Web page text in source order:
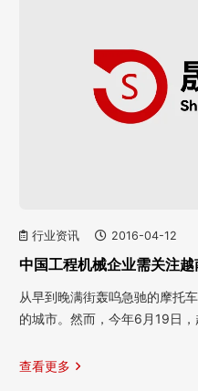
行业资讯 2016-04-12
中国工程机械企业需关注
从早到晚满街轰呜急驰的摩托
的城市。然而，今年6月19日
查看更多